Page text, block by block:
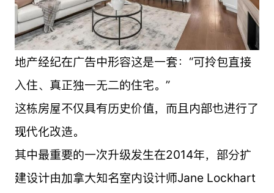
地产经纪在广告中形容这是一套：“可拎包直接
入住、真正独一无二的住宅。”
这栋房屋不仅具有历史价值，而且内部也进行了
现代化改造。
其中最重要的一次升级发生在2014年，部分扩
建设计由加拿大知名室内设计师Jane Lockhart